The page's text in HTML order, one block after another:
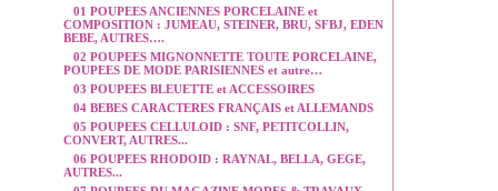
01 POUPEES ANCIENNES PORCELAINE et
COMPOSITION : JUMEAU, STEINER, BRU, SFBJ, EDEN
BEBE, AUTRES….
02 POUPEES MIGNONNETTE TOUTE PORCELAINE,
POUPEES DE MODE PARISIENNES et autre…
03 POUPEES BLEUETTE et ACCESSOIRES
04 BEBES CARACTERES FRANÇAIS et ALLEMANDS
05 POUPEES CELLULOID : SNF, PETITCOLLIN,
CONVERT, AUTRES...
06 POUPEES RHODOID : RAYNAL, BELLA, GEGE,
AUTRES...